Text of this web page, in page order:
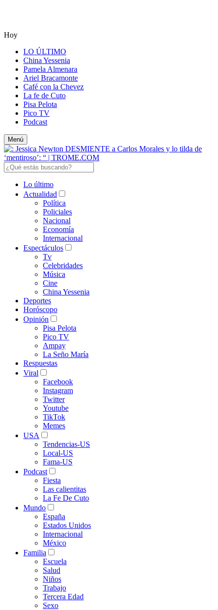
Hoy
LO ÚLTIMO
China Yessenia
Pamela Almenara
Ariel Bracamonte
Café con la Chevez
La fe de Cuto
Pisa Pelota
Pico TV
Podcast
Menú
Lo último
Actualidad
Política
Policiales
Nacional
Economía
Internacional
Espectáculos
Tv
Celebridades
Música
Cine
China Yessenia
Deportes
Horóscopo
Opinión
Pisa Pelota
Pico TV
Ampay
La Seño María
Respuestas
Viral
Facebook
Instagram
Twitter
Youtube
TikTok
Memes
USA
Tendencias-US
Local-US
Fama-US
Podcast
Fiesta
Las calientitas
La Fe De Cuto
Mundo
España
Estados Unidos
Internacional
México
Familia
Escuela
Salud
Niños
Trabajo
Tercera Edad
Sexo